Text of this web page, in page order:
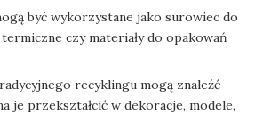
być wykorzystane jako surowiec do
czy materiały do opakowań
recyklingu mogą znaleźć
je przekształcić w dekoracje, modele,